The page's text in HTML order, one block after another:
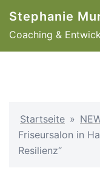
Inhalt
springen
Stephanie
Coaching &
Startseite »
Friseursalon in
Resilienz“